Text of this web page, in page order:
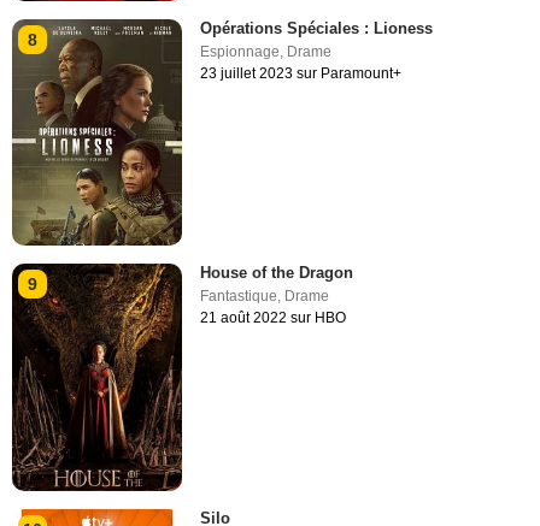
8
Opérations Spéciales : Lioness
Espionnage, Drame
23 juillet 2023 sur Paramount+
9
House of the Dragon
Fantastique, Drame
21 août 2022 sur HBO
Silo